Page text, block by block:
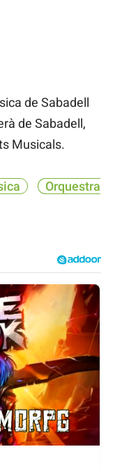
de Sabadell
de Sabadell,
Musicals.
Orquestra